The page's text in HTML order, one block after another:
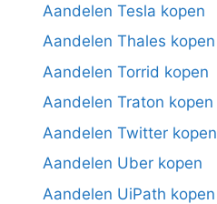
Aandelen Tesla kopen
Aandelen Thales kopen
Aandelen Torrid kopen
Aandelen Traton kopen
Aandelen Twitter kopen
Aandelen Uber kopen
Aandelen UiPath kopen